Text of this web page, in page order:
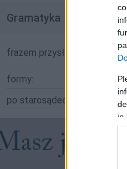
in
Gramatyka
frazem przysłówkowy
formy:
po starosądecku